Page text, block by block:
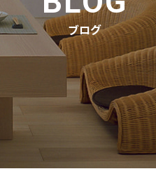
ブログ